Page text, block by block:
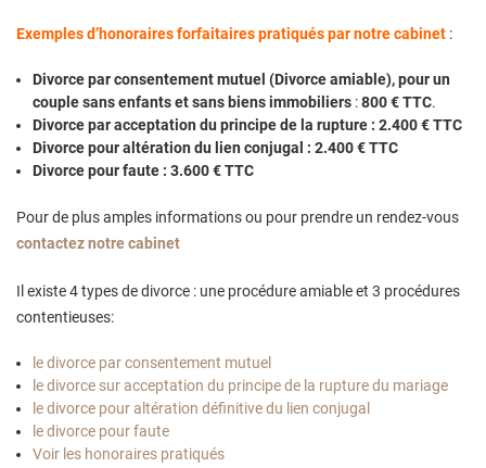
Exemples d’honoraires forfaitaires pratiqués par notre cabinet :
Divorce par consentement mutuel (Divorce amiable), pour un
couple sans enfants et sans biens immobiliers :800 € TTC.
Divorce par acceptation du principe de la rupture : 2.400 € TTC
Divorce pour altération du lien conjugal : 2.400 € TTC
Divorce pour faute : 3.600 € TTC
Pour de plus amples informations ou pour prendre un rendez-vous
contactez notre cabinet
Il existe 4 types de divorce : une procédure amiable et 3 procédures
contentieuses:
le divorce par consentement mutuel
le divorce sur acceptation du principe de la rupture du mariage
le divorce pour altération définitive du lien conjugal
le divorce pour faute
Voir les honoraires pratiqués